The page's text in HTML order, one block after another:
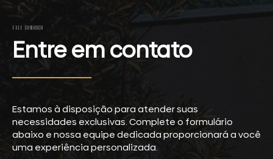
FALE CONOSCO
Entre em contato
Estamos à disposição para atender suas
necessidades exclusivas. Complete o formulário
abaixo e nossa equipe dedicada proporcionará a você
uma experiência personalizada.